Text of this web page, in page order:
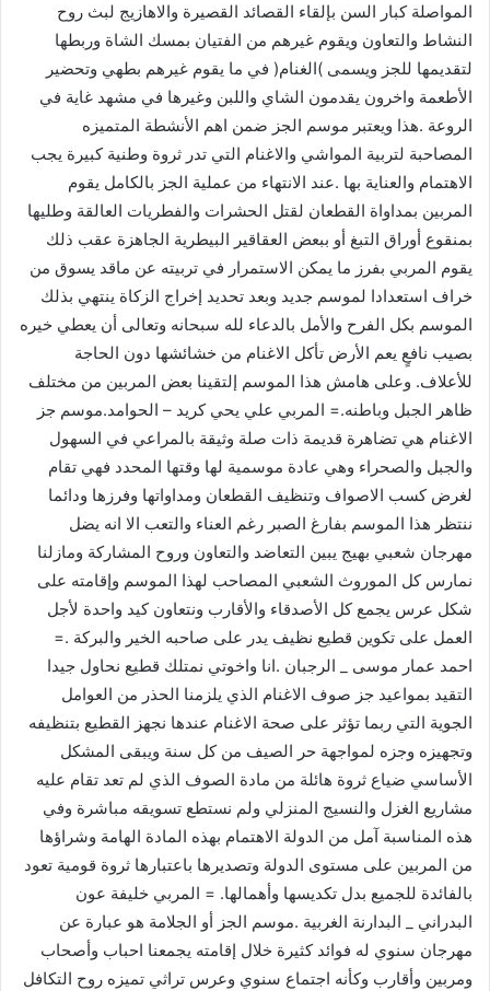
المواصلة كبار السن بإلقاء القصائد القصيرة والاهازيج لبث روح
النشاط والتعاون ويقوم غيرهم من الفتيان بمسك الشاة وربطها
لتقديمها للجز ويسمى )الغنام( في ما يقوم غيرهم بطهي وتحضير
الأطعمة واخرون يقدمون الشاي واللبن وغيرها في مشهد غاية في
الروعة .هذا ويعتبر موسم الجز ضمن اهم الأنشطة المتميزه
المصاحبة لتربية المواشي والاغنام التي تدر ثروة وطنية كبيرة يجب
الاهتمام والعناية بها .عند الانتهاء من عملية الجز بالكامل يقوم
المربين بمداواة القطعان لقتل الحشرات والفطريات العالقة وطليها
بمنقوع أوراق التبغ أو ببعض العقاقير البيطرية الجاهزة عقب ذلك
يقوم المربي بفرز ما يمكن الاستمرار في تربيته عن ماقد يسوق من
خراف استعدادا لموسم جديد وبعد تحديد إخراج الزكاة ينتهي بذلك
الموسم بكل الفرح والأمل بالدعاء لله سبحانه وتعالى أن يعطي خيره
بصيب نافعٍ يعم الأرض تأكل الاغنام من خشائشها دون الحاجة
للأعلاف. وعلى هامش هذا الموسم إلتقينا بعض المربين من مختلف
ظاهر الجبل وباطنه.= المربي علي يحي كريد – الحوامد.موسم جز
الاغنام هي تضاهرة قديمة ذات صلة وثيقة بالمراعي في السهول
والجبل والصحراء وهي عادة موسمية لها وقتها المحدد فهي تقام
لغرض كسب الاصواف وتنظيف القطعان ومداواتها وفرزها ودائما
ننتظر هذا الموسم بفارغ الصبر رغم العناء والتعب الا انه يضل
مهرجان شعبي بهيج يبين التعاضد والتعاون وروح المشاركة ومازلنا
نمارس كل الموروث الشعبي المصاحب لهذا الموسم وإقامته على
شكل عرس يجمع كل الأصدقاء والأقارب ونتعاون كيد واحدة لأجل
العمل على تكوين قطيع نظيف يدر على صاحبه الخير والبركة .=
احمد عمار موسى _ الرجبان .انا واخوتي نمتلك قطيع نحاول جيدا
التقيد بمواعيد جز صوف الاغنام الذي يلزمنا الحذر من العوامل
الجوية التي ربما تؤثر على صحة الاغنام عندها نجهز القطيع بتنظيفه
وتجهيزه وجزه لمواجهة حر الصيف من كل سنة ويبقى المشكل
الأساسي ضياع ثروة هائلة من مادة الصوف الذي لم تعد تقام عليه
مشاريع الغزل والنسيج المنزلي ولم نستطع تسويقه مباشرة وفي
هذه المناسبة آمل من الدولة الاهتمام بهذه المادة الهامة وشراؤها
من المربين على مستوى الدولة وتصديرها باعتبارها ثروة قومية تعود
بالفائدة للجميع بدل تكديسها وأهمالها. = المربي خليفة عون
البدراني _ البدارنة الغربية .موسم الجز أو الجلامة هو عبارة عن
مهرجان سنوي له فوائد كثيرة خلال إقامته يجمعنا احباب وأصحاب
ومربين وأقارب وكأنه اجتماع سنوي وعرس تراثي تميزه روح التكافل